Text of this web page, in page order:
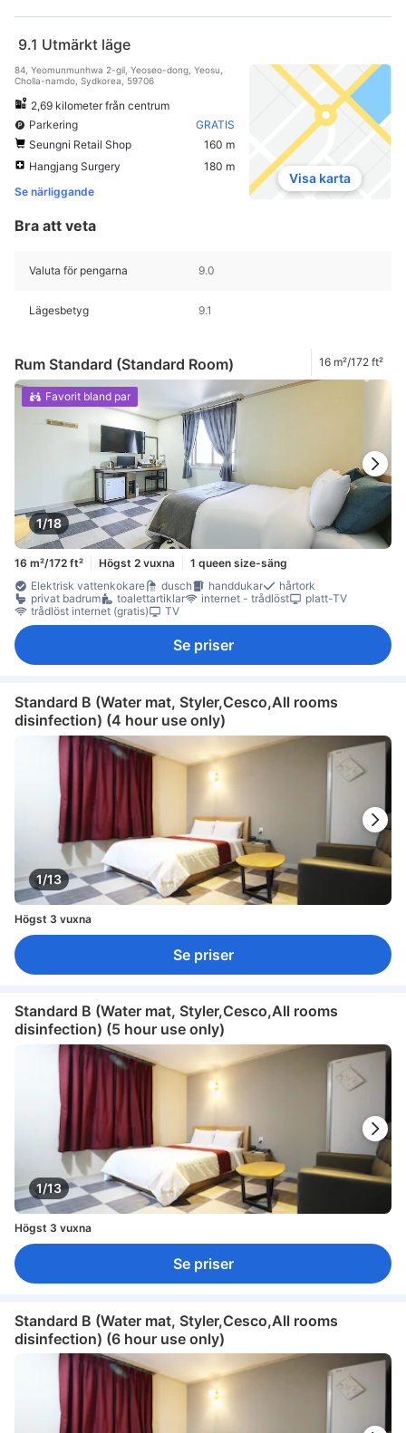
9.1 Utmärkt läge
84, Yeomunmunhwa 2-gil, Yeoseo-dong, Yeosu,
Cholla-namdo, Sydkorea, 59706
2,69 kilometer från centrum
Parkering
GRATIS
Seungni Retail Shop
160 m
Hangjang Surgery
180 m
Se närliggande
Visa karta
Bra att veta
Valuta för pengarna 9.0
Lägesbetyg 9.1
Rum Standard (Standard Room) 16 m²/172 ft²
1/18
Favorit bland par
16 m²/172 ft² Högst 2 vuxna
1 queen size-säng
Elektrisk vattenkokare
dusch handdukar
hårtork
privat badrum
toalettartiklar internet - trådlöst
platt-TV
trådlöst internet (gratis)
TV
Se priser
Standard B (Water mat, Styler,Cesco,All rooms
disinfection) (4 hour use only)
1/13
Högst 3 vuxna
Se priser
Standard B (Water mat, Styler,Cesco,All rooms
disinfection) (5 hour use only)
1/13
Högst 3 vuxna
Se priser
Standard B (Water mat, Styler,Cesco,All rooms
disinfection) (6 hour use only)